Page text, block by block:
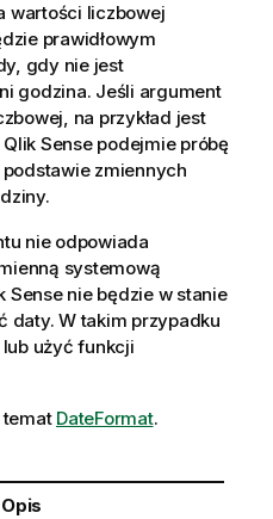
wartości liczbowej
prawidłowym
gdy nie jest
godzina. Jeśli argument
na przykład jest
Qlik Sensepodejmie próbę
zmiennych
nie odpowiada
systemową
Sensenie będzie w stanie
daty. W takim przypadku
użyć funkcji
DateFormat.
Opis